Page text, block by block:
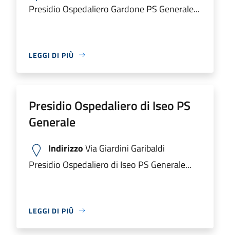
Presidio Ospedaliero Gardone PS Generale...
LEGGI DI PIÙ
Presidio Ospedaliero di Iseo PS
Generale
IndirizzoVia Giardini Garibaldi
Presidio Ospedaliero di Iseo PS Generale...
LEGGI DI PIÙ